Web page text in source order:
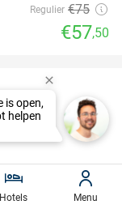
Regulier €75
€57,50
36%
9.9star
Regulier ,50
€9,95
Hotels Menu